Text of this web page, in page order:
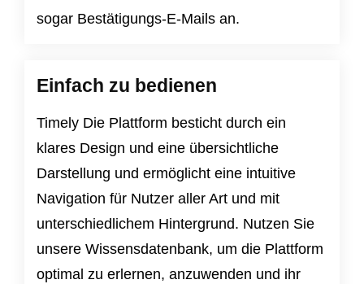
sogar Bestätigungs-E-Mails an.
Einfach zu bedienen
Timely Die Plattform besticht durch ein
klares Design und eine übersichtliche
Darstellung und ermöglicht eine intuitive
Navigation für Nutzer aller Art und mit
unterschiedlichem Hintergrund. Nutzen Sie
unsere Wissensdatenbank, um die Plattform
optimal zu erlernen, anzuwenden und ihr